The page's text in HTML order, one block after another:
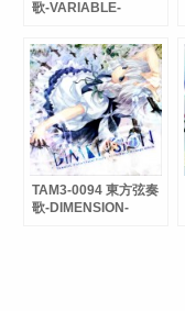
歌-VARIABLE-
TAM3-0094 東方弦奏
歌-DIMENSION-